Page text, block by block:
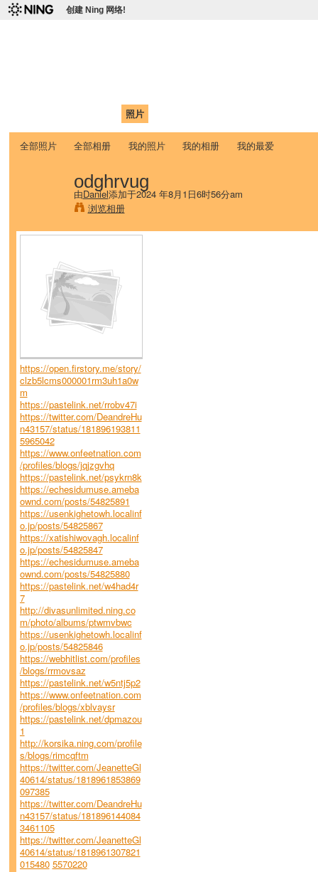
创建 Ning 网络!
照片
全部照片 全部相册 我的照片 我的相册 我的最爱
odghrvug
由Daniel添加于2024 年8月1日6时56分am
浏览相册
https://open.firstory.me/story/
clzb5lcms000001rm3uh1a0w
m
https://pastelink.net/rrobv47i
https://twitter.com/DeandreHu
n43157/status/181896193811
5965042
https://www.onfeetnation.com
/profiles/blogs/jqjzgvhq
https://pastelink.net/psykrn8k
https://echesidumuse.ameba
ownd.com/posts/54825891
https://usenkighetowh.localinf
o.jp/posts/54825867
https://xatishiwovagh.localinf
o.jp/posts/54825847
https://echesidumuse.ameba
ownd.com/posts/54825880
https://pastelink.net/w4had4r
7
http://divasunlimited.ning.co
m/photo/albums/ptwmvbwc
https://usenkighetowh.localinf
o.jp/posts/54825846
https://webhitlist.com/profiles
/blogs/rrmovsaz
https://pastelink.net/w5ntj5p2
https://www.onfeetnation.com
/profiles/blogs/xblvaysr
https://pastelink.net/dpmazou
1
http://korsika.ning.com/profile
s/blogs/rimcqftm
https://twitter.com/JeanetteGl
40614/status/1818961853869
097385
https://twitter.com/DeandreHu
n43157/status/181896144084
3461105
https://twitter.com/JeanetteGl
40614/status/1818961307821
015480 5570220